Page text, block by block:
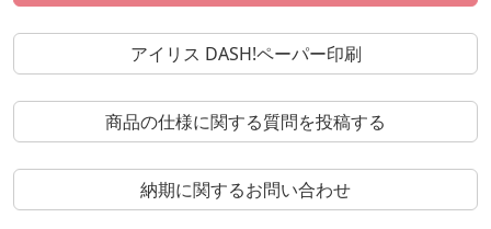
アイリス DASH!ペーパー印刷
商品の仕様に関する質問を投稿する
納期に関するお問い合わせ